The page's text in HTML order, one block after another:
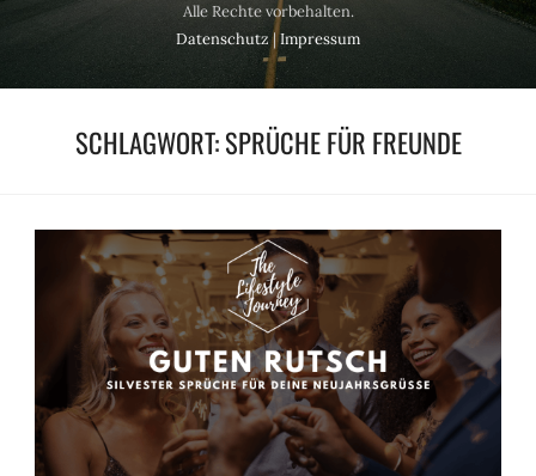
Alle Rechte vorbehalten.
Datenschutz|Impressum
SCHLAGWORT:SPRÜCHE FÜR FREUNDE